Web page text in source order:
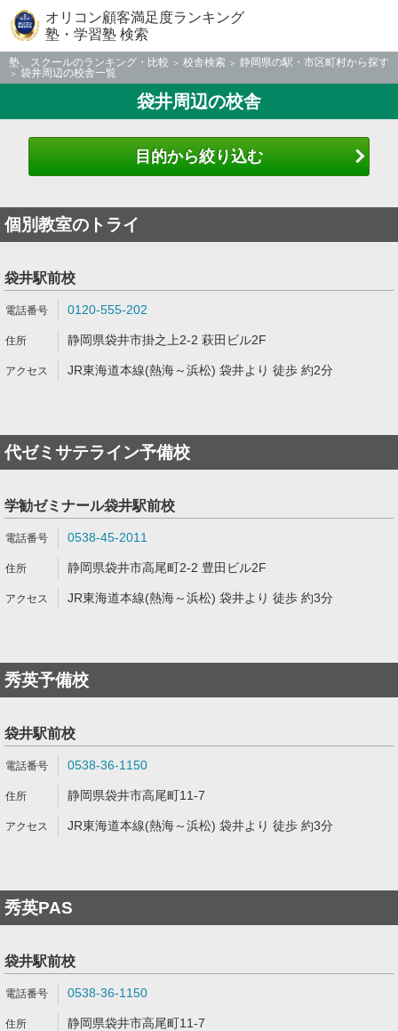
オリコン顧客満足度ランキング
塾・学習塾 検索
塾、スクールのランキング・比較 校舎検索
静岡県の駅・市区町村から探す
袋井周辺の校舎一覧
袋井周辺の校舎
目的から絞り込む
個別教室のトライ
袋井駅前校
0120-555-202
静岡県袋井市掛之上2-2 萩田ビル2F
JR東海道本線(熱海～浜松) 袋井より 徒歩 約2分
代ゼミサテライン予備校
学勧ゼミナール袋井駅前校
0538-45-2011
静岡県袋井市高尾町2-2 豊田ビル2F
JR東海道本線(熱海～浜松) 袋井より 徒歩 約3分
秀英予備校
袋井駅前校
0538-36-1150
静岡県袋井市高尾町11-7
JR東海道本線(熱海～浜松) 袋井より 徒歩 約3分
秀英PAS
袋井駅前校
0538-36-1150
静岡県袋井市高尾町11-7